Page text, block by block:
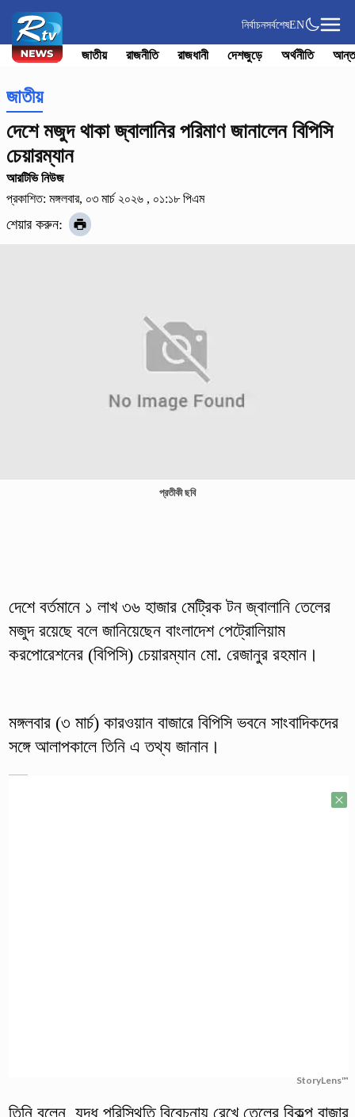
নির্বাচনসর্বশেষEN
জাতীয় রাজনীতি রাজধানী দেশজুড়ে অর্থনীতি
জাতীয়
দেশে মজুদ থাকা জ্বালানির পরিমাণ জানালেন বিপিসি
চেয়ারম্যান
আরটিভি নিউজ
প্রকাশিত: মঙ্গলবার, ০৩ মার্চ ২০২৬ , ০১:১৮ পিএম
শেয়ার করুন:
প্রতীকী ছবি
দেশে বর্তমানে ১ লাখ ৩৬ হাজার মেট্রিক টন জ্বালানি তেলের
মজুদ রয়েছে বলে জানিয়েছেন বাংলাদেশ পেট্রোলিয়াম
করপোরেশনের (বিপিসি) চেয়ারম্যান মো. রেজানুর রহমান।
মঙ্গলবার (৩ মার্চ) কারওয়ান বাজারে বিপিসি ভবনে সাংবাদিকদের
সঙ্গে আলাপকালে তিনি এ তথ্য জানান।
StoryLens™
তিনি বলেন, যুদ্ধ পরিস্থিতি বিবেচনায় রেখে তেলের বিকল্প বাজার